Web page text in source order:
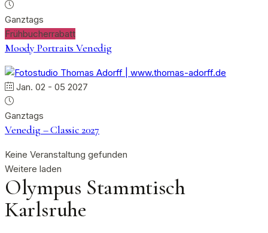
Ganztags
Frühbucherrabatt
Moody Portraits Venedig
Jan. 02 - 05 2027
Ganztags
Venedig – Classic 2027
Keine Veranstaltung gefunden
Weitere laden
Olympus Stammtisch
Karlsruhe